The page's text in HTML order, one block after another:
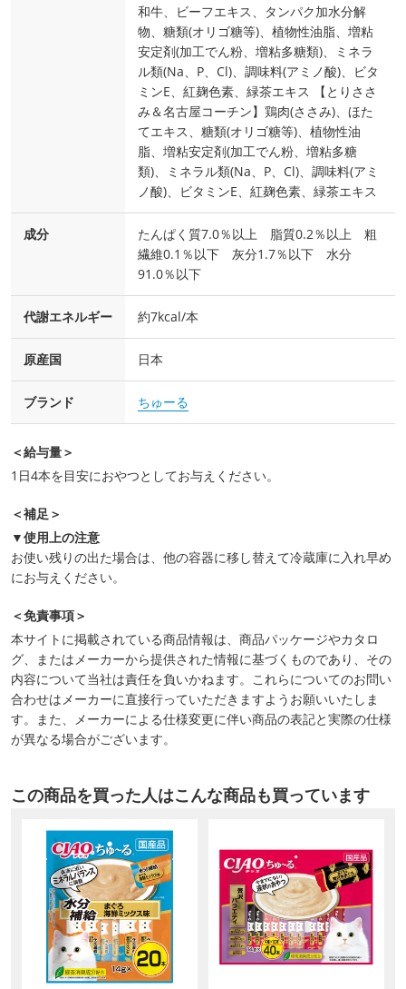
和牛、ビーフエキス、タンパク加水分解
物、糖類(オリゴ糖等)、植物性油脂、増粘
安定剤(加工でん粉、増粘多糖類)、ミネラ
ル類(Na、P、Cl)、調味料(アミノ酸)、ビタ
ミンE、紅麹色素、緑茶エキス 【とりささ
み＆名古屋コーチン】鶏肉(ささみ)、ほた
てエキス、糖類(オリゴ糖等)、植物性油
脂、増粘安定剤(加工でん粉、増粘多糖
類)、ミネラル類(Na、P、Cl)、調味料(アミ
ノ酸)、ビタミンE、紅麹色素、緑茶エキス
成分
たんぱく質7.0％以上 脂質0.2％以上 粗
繊維0.1％以下 灰分1.7％以下 水分
91.0％以下
代謝エネルギー 約7kcal/本
原産国 日本
ブランド ちゅーる
＜給与量＞
1日4本を目安におやつとしてお与えください。
＜補足＞
▼使用上の注意
お使い残りの出た場合は、他の容器に移し替えて冷蔵庫に入れ早め
にお与えください。
＜免責事項＞
本サイトに掲載されている商品情報は、商品パッケージやカタロ
グ、またはメーカーから提供された情報に基づくものであり、その
内容について当社は責任を負いかねます。これらについてのお問い
合わせはメーカーに直接行っていただきますようお願いいたしま
す。また、メーカーによる仕様変更に伴い商品の表記と実際の仕様
が異なる場合がございます。
この商品を買った人はこんな商品も買っています